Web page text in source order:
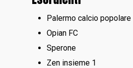
Palermo calcio popolare
Opian FC
Sperone
Zen insieme 1